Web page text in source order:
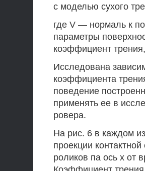
с моделью сухого
где V — нормаль к
параметры
коэффициент
Исследована
коэффициента
поведение
применять ее в
ровера.
На рис. 6 в каждом
проекции
роликов па ось х от